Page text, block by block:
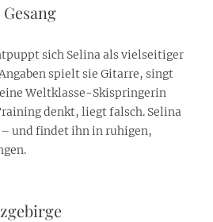
sich Selina als vielseitiger
spielt sie Gitarre, singt
Weltklasse-Skispringerin
denkt, liegt falsch. Selina
und findet ihn in ruhigen,